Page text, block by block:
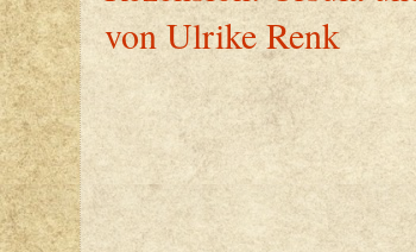
von Ulrike Renk